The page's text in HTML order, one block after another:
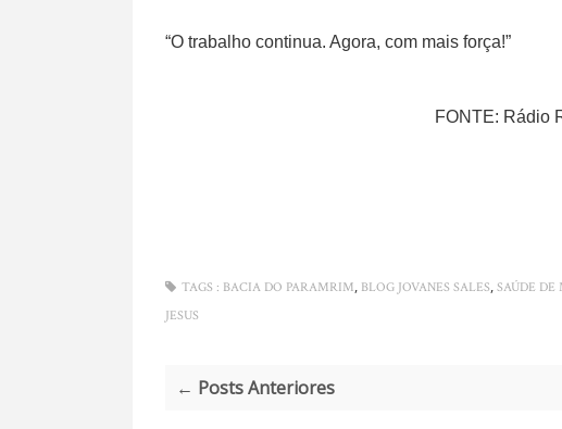
“O trabalho continua. Agora, com mais força!”
FONTE: Rádio
TAGS : BACIA DO PARAMRIM, BLOG JOVANES SALES, SAÚDE DE
JESUS
← Posts Anteriores